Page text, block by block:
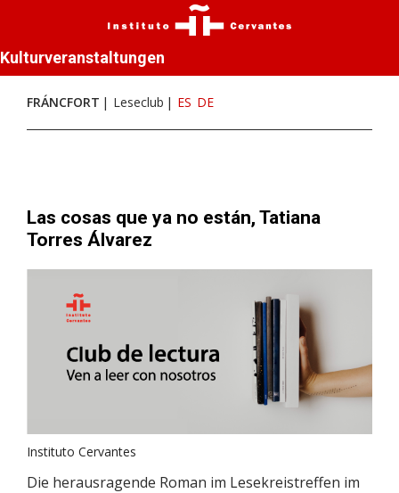
Kulturveranstaltungen
FRÁNCFORT Leseclub ES DE
Las cosas que ya no están, Tatiana
Torres Álvarez
Instituto Cervantes
Die herausragende Roman im Lesekreistreffen im